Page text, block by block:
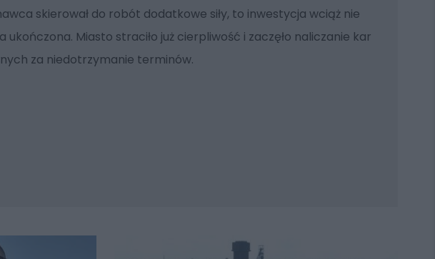
skierował do robót dodatkowe siły, to inwestycja wciąż nie
ukończona. Miasto straciło już cierpliwość i zaczęło naliczanie kar
za niedotrzymanie terminów.